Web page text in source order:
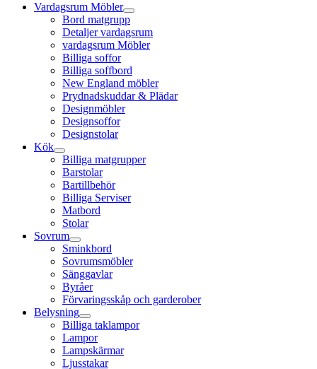
Vardagsrum Möbler
Bord matgrupp
Detaljer vardagsrum
vardagsrum Möbler
Billiga soffor
Billiga soffbord
New England möbler
Prydnadskuddar & Plädar
Designmöbler
Designsoffor
Designstolar
Kök
Billiga matgrupper
Barstolar
Bartillbehör
Billiga Serviser
Matbord
Stolar
Sovrum
Sminkbord
Sovrumsmöbler
Sänggavlar
Byråer
Förvaringsskåp och garderober
Belysning
Billiga taklampor
Lampor
Lampskärmar
Ljusstakar